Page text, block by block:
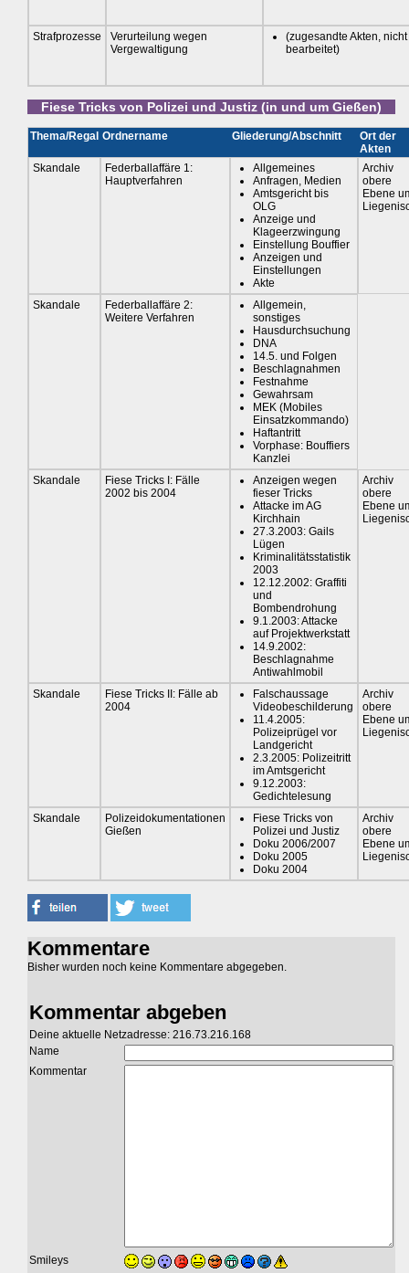
Strafprozesse
Verurteilung wegen
Vergewaltigung
(zugesandte Akten, nicht
bearbeitet)
Fiese Tricks von Polizei und Justiz (in und um Gießen)
Thema/Regal Ordnername Gliederung/Abschnitt
Ort der
Akten
Skandale
Federballaffäre 1:
Hauptverfahren
Allgemeines
Anfragen, Medien
Amtsgericht bis
OLG
Anzeige und
Klageerzwingung
Einstellung Bouffier
Anzeigen und
Einstellungen
Akte
Archiv
obere
Ebene
Skandale
Federballaffäre 2:
Weitere Verfahren
Allgemein,
sonstiges
Hausdurchsuchung
DNA
14.5. und Folgen
Beschlagnahmen
Festnahme
Gewahrsam
MEK (Mobiles
Einsatzkommando)
Haftantritt
Vorphase: Bouffiers
Kanzlei
Skandale
Fiese Tricks I: Fälle
2002 bis 2004
Anzeigen wegen
fieser Tricks
Attacke im AG
Kirchhain
27.3.2003: Gails
Lügen
Kriminalitätsstatistik
2003
12.12.2002: Graffiti
und
Bombendrohung
9.1.2003: Attacke
auf Projektwerkstatt
14.9.2002:
Beschlagnahme
Antiwahlmobil
Archiv
obere
Ebene
Skandale
Fiese Tricks II: Fälle ab
2004
Falschaussage
Videobeschilderung
11.4.2005:
Polizeiprügel vor
Landgericht
2.3.2005: Polizeitritt
im Amtsgericht
9.12.2003:
Gedichtelesung
Archiv
obere
Ebene
Skandale
Polizeidokumentationen
Gießen
Fiese Tricks von
Polizei und Justiz
Doku 2006/2007
Doku 2005
Doku 2004
Archiv
obere
Ebene
Kommentare
Bisher wurden noch keine Kommentare abgegeben.
Kommentar abgeben
Deine aktuelle Netzadresse: 216.73.216.168
Name
Kommentar
Smileys